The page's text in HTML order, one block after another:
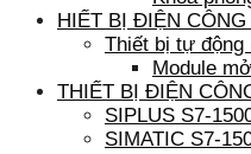
HIẾT BỊ ĐIỆN CÔNG
Thiết bị tự động
Module
THIẾT BỊ ĐIỆN
SIPLUS S7-
SIMATIC S7-